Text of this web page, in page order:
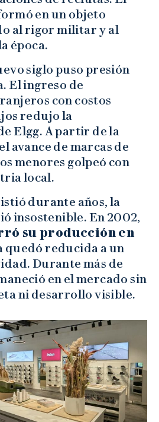
en un objeto
al rigor militar y al
época.
siglo puso presión
El ingreso de
con costos
redujo la
Elgg. A partir de la
avance de marcas de
menores golpeó con
local.
durante años, la
insostenible. En 2002,
su producción en
quedó reducida a un
Durante más de
en el mercado sin
ni desarrollo visible.